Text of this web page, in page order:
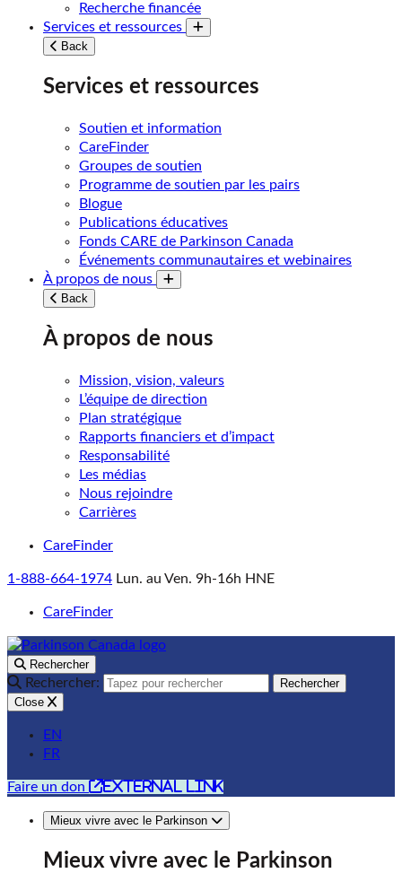
Recherche financée
Services et ressources
Toggle submenu
Back
Services et ressources
Soutien et information
CareFinder
Groupes de soutien
Programme de soutien par les pairs
Blogue
Publications éducatives
Fonds CARE de Parkinson Canada
Événements communautaires et webinaires
À propos de nous
Toggle submenu
Back
À propos de nous
Mission, vision, valeurs
L’équipe de direction
Plan stratégique
Rapports financiers et d’impact
Responsabilité
Les médias
Nous rejoindre
Carrières
CareFinder
1-888-664-1974 Lun. au Ven. 9h-16h HNE
CareFinder
Rechercher
Rechercher:
Rechercher
Close
EN
FR
Faire un don external link
Mieux vivre avec le Parkinson
Mieux vivre avec le Parkinson